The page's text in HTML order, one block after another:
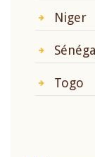
Niger
Sénégal
Togo